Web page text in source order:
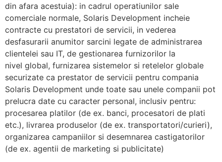
din afara acestuia): in cadrul operatiunilor sale
comerciale normale, Solaris Development incheie
contracte cu prestatori de servicii, in vederea
desfasurarii anumitor sarcini legate de administrarea
clientelei sau IT, de gestionarea furnizorilor la
nivel global, furnizarea sistemelor si retelelor globale
securizate ca prestator de servicii pentru compania
Solaris Development unde toate sau unele companii pot
prelucra date cu caracter personal, inclusiv pentru:
procesarea platilor (de ex. banci, procesatori de plati
etc.), livrarea produselor (de ex. transportatori/curieri),
organizarea campaniilor si desemnarea castigatorilor
(de ex. agentii de marketing si publicitate)